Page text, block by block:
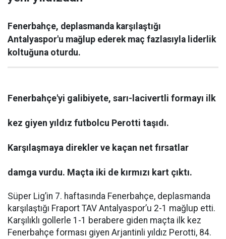
Fenerbahçe, deplasmanda karşılaştığı
Antalyaspor'u mağlup ederek maç fazlasıyla liderlik
koltuğuna oturdu.
Fenerbahçe'yi galibiyete, sarı-lacivertli formayı ilk
kez giyen yıldız futbolcu Perotti taşıdı.
Karşılaşmaya direkler ve kaçan net fırsatlar
damga vurdu. Maçta iki de kırmızı kart çıktı.
Süper Lig’in 7. haftasında Fenerbahçe, deplasmanda
karşılaştığı Fraport TAV Antalyaspor’u 2-1 mağlup etti.
Karşılıklı gollerle 1-1 berabere giden maçta ilk kez
Fenerbahçe forması giyen Arjantinli yıldız Perotti, 84.